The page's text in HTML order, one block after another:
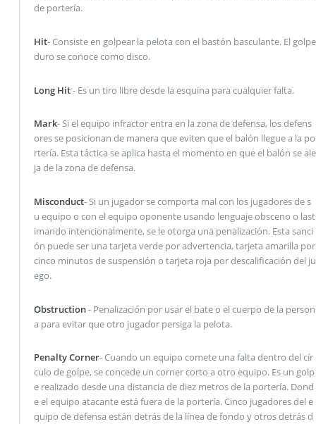
de portería.
Hit- Consiste en golpear la pelota con el bastón basculante. El golpe
duro se conoce como disco.
Long Hit- Es un tiro libre desde la esquina para cualquier falta.
Mark- Si el equipo infractor entra en la zona de defensa, los defens
ores se posicionan de manera que eviten que el balón llegue a la po
rtería. Esta táctica se aplica hasta el momento en que el balón se ale
ja de la zona de defensa.
Misconduct- Si un jugador se comporta mal con los jugadores de s
u equipo o con el equipo oponente usando lenguaje obsceno o last
imando intencionalmente, se le otorga una penalización. Esta sanci
ón puede ser una tarjeta verde por advertencia, tarjeta amarilla por
cinco minutos de suspensión o tarjeta roja por descalificación del ju
ego.
Obstruction- Penalización por usar el bate o el cuerpo de la person
a para evitar que otro jugador persiga la pelota.
Penalty Corner- Cuando un equipo comete una falta dentro del cír
culo de golpe, se concede un corner corto a otro equipo. Es un golp
e realizado desde una distancia de diez metros de la portería. Dond
e el equipo atacante está fuera de la portería. Cinco jugadores del e
quipo de defensa están detrás de la línea de fondo y otros detrás d